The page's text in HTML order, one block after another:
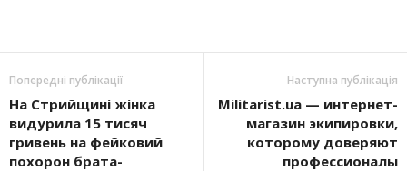
Попередні публікації
На Стрийщині жінка
видурила 15 тисяч
гривень на фейковий
похорон брата-
Наступна публікація
Militarist.ua — интернет-
магазин экипировки,
которому доверяют
профессионалы